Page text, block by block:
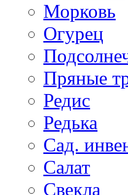
Морковь
Огурец
Пряные
Редис
Редька
Сад.
Салат
Свекла